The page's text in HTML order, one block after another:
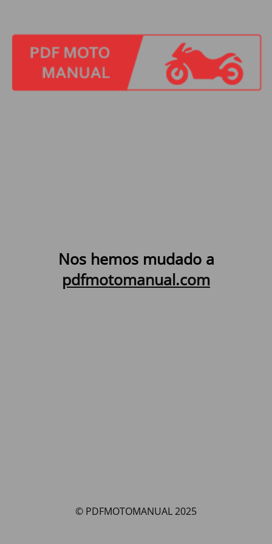
Nos hemos mudado a
pdfmotomanual.com
© PDFMOTOMANUAL 2025